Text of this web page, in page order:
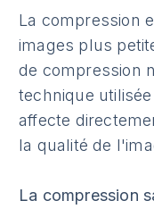
La compression
images plus
de compression
technique
affecte
la qualité de
La compression